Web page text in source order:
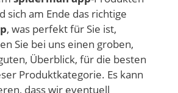
sich am Ende das richtige
, was perfekt für Sie ist,
Sie bei uns einen groben,
Überblick, für die besten
Produktkategorie. Es kann
dass wir eventuell